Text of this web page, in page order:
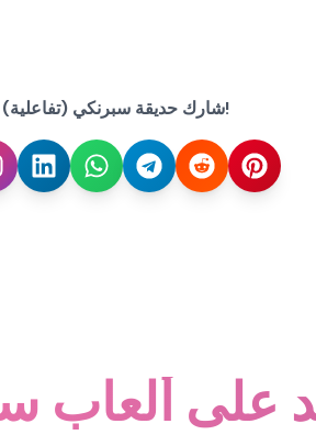
شارك حديقة سبرنكي (تفاعلية) مع الأصدقاء!
على ألعاب